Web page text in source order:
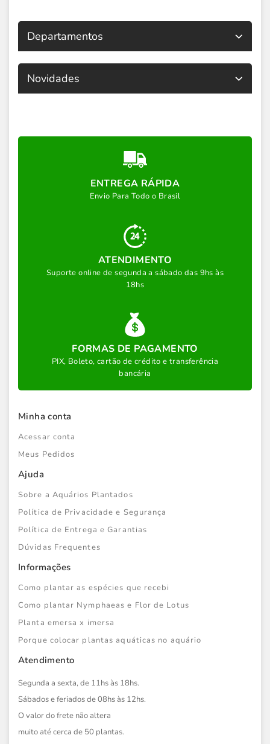
Departamentos
Novidades
ENTREGA RÁPIDA
Envio Para Todo o Brasil
ATENDIMENTO
Suporte online de segunda a sábado das 9hs às
18hs
FORMAS DE PAGAMENTO
PIX, Boleto, cartão de crédito e transferência
bancária
Minha conta
Acessar conta
Meus Pedidos
Ajuda
Sobre a Aquários Plantados
Política de Privacidade e Segurança
Política de Entrega e Garantias
Dúvidas Frequentes
Informações
Como plantar as espécies que recebi
Como plantar Nymphaeas e Flor de Lotus
Planta emersa x imersa
Porque colocar plantas aquáticas no aquário
Atendimento
Segunda a sexta, de 11hs às 18hs.
Sábados e feriados de 08hs às 12hs.
O valor do frete não altera
muito até cerca de 50 plantas.